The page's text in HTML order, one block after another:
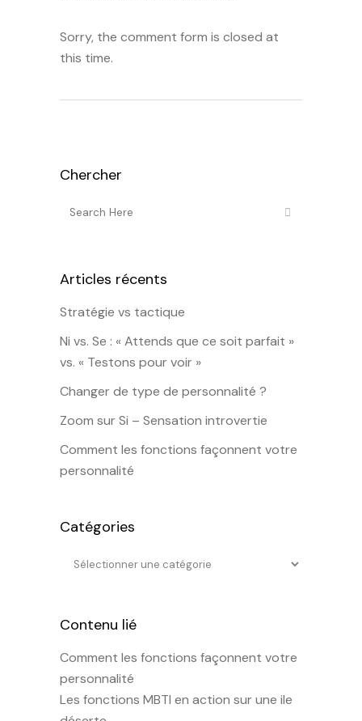
Sorry, the comment form is closed at
this time.
Chercher
Articles récents
Stratégie vs tactique
Ni vs. Se : « Attends que ce soit parfait »
vs. « Testons pour voir »
Changer de type de personnalité ?
Zoom sur Si – Sensation introvertie
Comment les fonctions façonnent votre
personnalité
Catégories
Contenu lié
Comment les fonctions façonnent votre
personnalité
Les fonctions MBTI en action sur une ile